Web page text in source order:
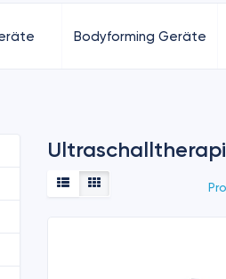
Bodyforming Geräte